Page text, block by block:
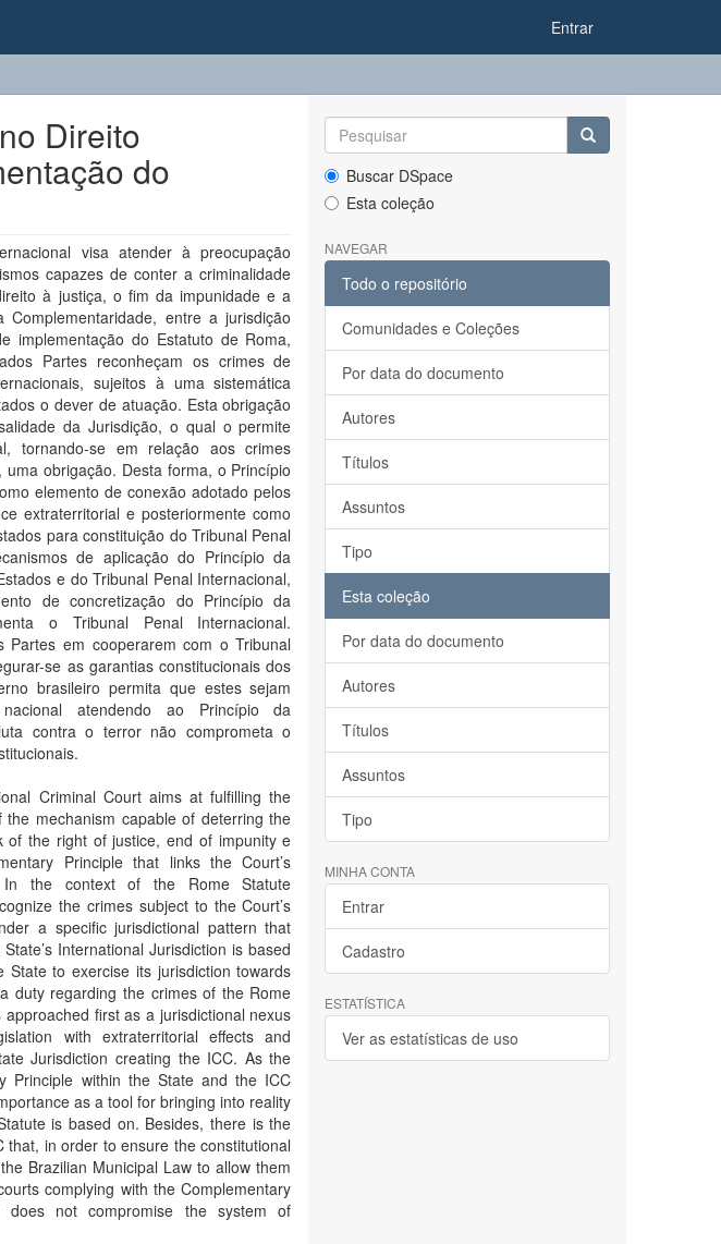
Entrar
Direito
do
visa atender à preocupação
capazes de conter a criminalidade
à justiça, o fim da impunidade e a
entre a jurisdição
implementação do Estatuto de Roma,
Partes reconheçam os crimes de
sujeitos à uma sistemática
o dever de atuação. Esta obrigação
da Jurisdição, o qual o permite
tornando-se em relação aos crimes
obrigação. Desta forma, o Princípio
elemento de conexão adotado pelos
extraterritorial e posteriormente como
para constituição do Tribunal Penal
de aplicação do Princípio da
e do Tribunal Penal Internacional,
de concretização do Princípio da
o Tribunal Penal Internacional.
Partes em cooperarem com o Tribunal
se as garantias constitucionais dos
brasileiro permita que estes sejam
atendendo ao Princípio da
contra o terror não comprometa o
Criminal Court aims at fulfilling the
mechanism capable of deterring the
of the right of justice, end of impunity e
Principle that links the Court’s
In the context of the Rome Statute
the crimes subject to the Court’s
a specific jurisdictional pattern that
International Jurisdiction is based
to exercise its jurisdiction towards
duty regarding the crimes of the Rome
first as a jurisdictional nexus
with extraterritorial effects and
Jurisdiction creating the ICC. As the
Principle within the State and the ICC
as a tool for bringing into reality
is based on. Besides, there is the
in order to ensure the constitutional
Brazilian Municipal Law to allow them
complying with the Complementary
not compromise the system of
Buscar DSpace
Esta coleção
NAVEGAR
Todo o repositório
Comunidades e Coleções
Por data do documento
Autores
Títulos
Assuntos
Tipo
Esta coleção
Por data do documento
Autores
Títulos
Assuntos
Tipo
MINHA CONTA
Entrar
Cadastro
ESTATÍSTICA
Ver as estatísticas de uso